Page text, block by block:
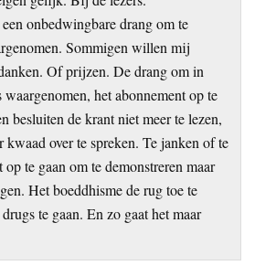
onbedwingbare drang om te
Sommigen willen mij
Of prijzen. De drang om in
het abonnement op te
besluiten de krant niet meer te lezen,
kwaad over te spreken. Te janken of te
te gaan om te demonstreren maar
Het boeddhisme de rug toe te
te gaan. En zo gaat het maar